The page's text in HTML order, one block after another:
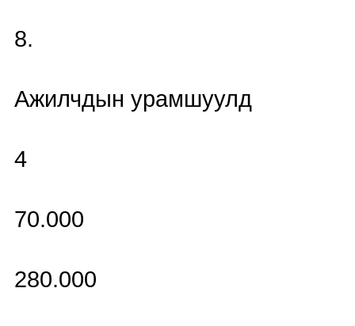
8.
Ажилчдын урамшуулд
4
70.000
280.000